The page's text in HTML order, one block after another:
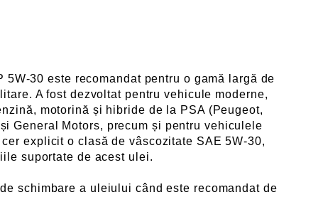
5W-30 este recomandat pentru o gamă largă de
A fost dezvoltat pentru vehicule moderne,
motorină și hibride de la PSA (Peugeot,
General Motors, precum și pentru vehiculele
explicit o clasă de vâscozitate SAE 5W-30,
suportate de acest ulei.
schimbare a uleiului când este recomandat de